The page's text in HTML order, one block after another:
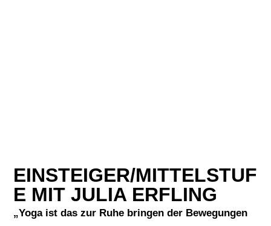
EINSTEIGER/MITTELSTUF
E MIT JULIA ERFLING
„Yoga ist das zur Ruhe bringen der Bewegungen